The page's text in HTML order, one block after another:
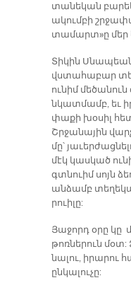
տա­նե­կան
ա­կում­բի
տա­մարտ»ը մեր
Տի­կին
վստա­հա­բար
ու­նիմ
նկատ­մամբ, եւ
փա­քի խօ­սիլ
Շրջա­նա­յին
մը՝
մէկ կաս­կած
գտնուիմ սոյն
ան­ձամբ
րուի­լը:
Յա­ջորդ օ­րը կը
թոռ­նե­րուն
նա­լու, ի­րա­րու
ըն­կա­լու­չը: